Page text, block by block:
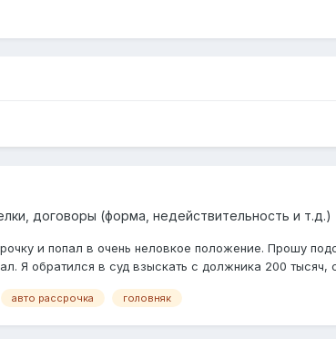
договоры (форма, недействительность и т.д.)
и попал в очень неловкое положение. Прошу
Я обратился в суд взыскать с должника 200
авто рассрочка головняк